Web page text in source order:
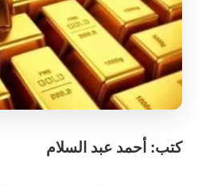
كتب: أحمد عبد السلام